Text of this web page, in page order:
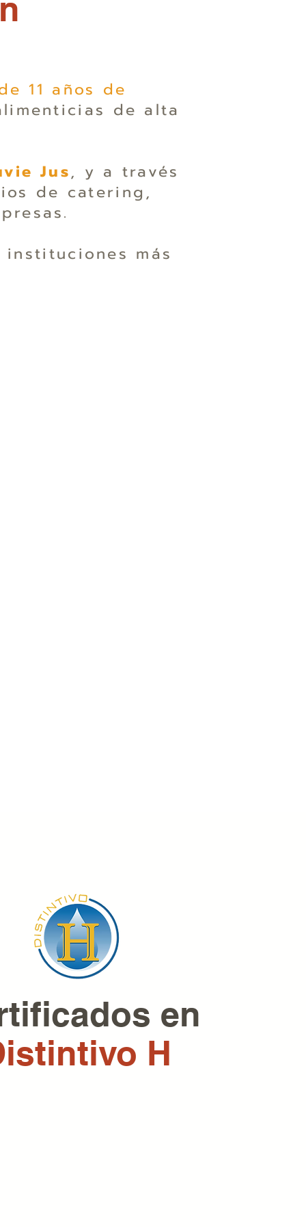
11 años de
de alta
Jus, y a través
de catering,
instituciones más
en
H